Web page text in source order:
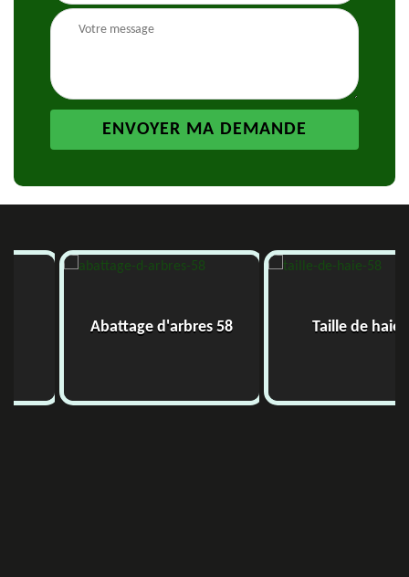
Abattage d'arbres 58 Taille de haie